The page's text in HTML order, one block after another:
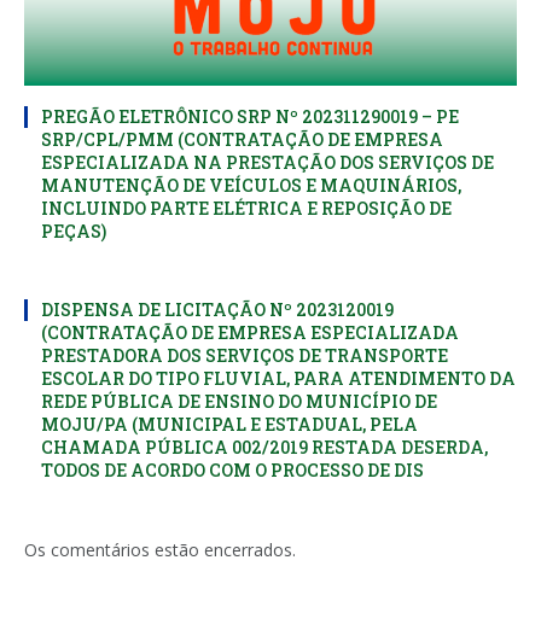
PREGÃO ELETRÔNICO SRP Nº 202311290019 – PE
SRP/CPL/PMM (CONTRATAÇÃO DE EMPRESA
ESPECIALIZADA NA PRESTAÇÃO DOS SERVIÇOS DE
MANUTENÇÃO DE VEÍCULOS E MAQUINÁRIOS,
INCLUINDO PARTE ELÉTRICA E REPOSIÇÃO DE
PEÇAS)
DISPENSA DE LICITAÇÃO Nº 2023120019
(CONTRATAÇÃO DE EMPRESA ESPECIALIZADA
PRESTADORA DOS SERVIÇOS DE TRANSPORTE
ESCOLAR DO TIPO FLUVIAL, PARA ATENDIMENTO DA
REDE PÚBLICA DE ENSINO DO MUNICÍPIO DE
MOJU/PA (MUNICIPAL E ESTADUAL, PELA
CHAMADA PÚBLICA 002/2019 RESTADA DESERDA,
TODOS DE ACORDO COM O PROCESSO DE DIS
Os comentários estão encerrados.